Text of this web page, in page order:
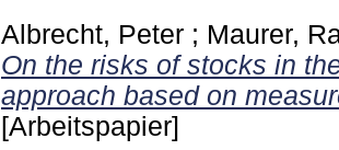
Albrecht, Peter ; Maurer,
On the risks of stocks in
approach based on
[Arbeitspapier]